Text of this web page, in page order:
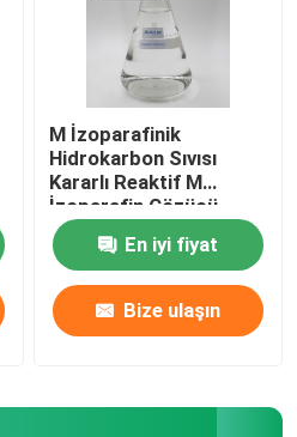
M İzoparafinik
Hidrokarbon Sıvısı
Kararlı Reaktif M
İzoparafin Çözücü
En iyi fiyat
Bize ulaşın